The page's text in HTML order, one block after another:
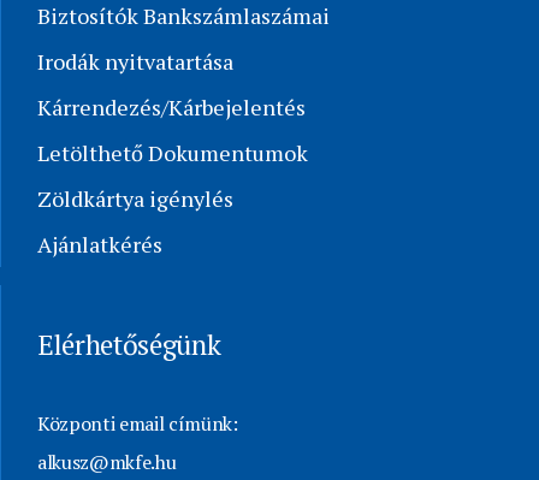
Biztosítók Bankszámlaszámai
Irodák nyitvatartása
Kárrendezés/Kárbejelentés
Letölthető Dokumentumok
Zöldkártya igénylés
Ajánlatkérés
Elérhetőségünk
Központi email címünk:
alkusz@mkfe.hu